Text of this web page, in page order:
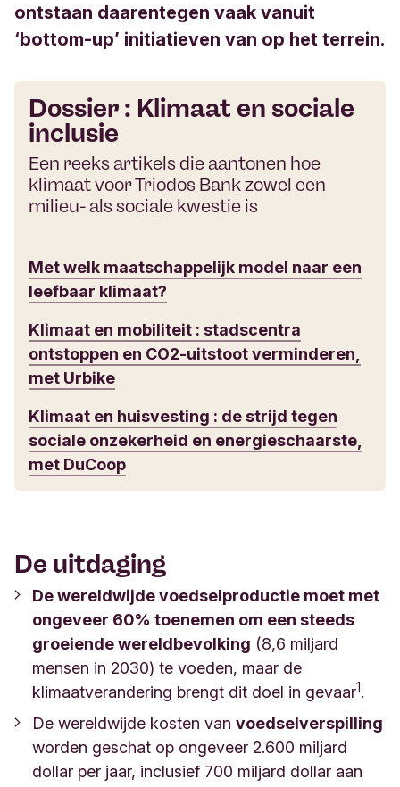
ontstaan daarentegen vaak vanuit
‘bottom-up’ initiatieven van op het terrein.
Dossier : Klimaat en sociale
inclusie
Een reeks artikels die aantonen hoe
klimaat voor Triodos Bank zowel een
milieu- als sociale kwestie is
Met welk maatschappelijk model naar een
leefbaar klimaat?
Klimaat en mobiliteit : stadscentra
ontstoppen en CO2-uitstoot verminderen,
met Urbike
Klimaat en huisvesting : de strijd tegen
sociale onzekerheid en energieschaarste,
met DuCoop
De uitdaging
De wereldwijde voedselproductie moet met
ongeveer 60% toenemen om een steeds
groeiende wereldbevolking (8,6 miljard
mensen in 2030) te voeden, maar de
klimaatverandering brengt dit doel in gevaar1.
De wereldwijde kosten van voedselverspilling
worden geschat op ongeveer 2.600 miljard
dollar per jaar, inclusief 700 miljard dollar aan